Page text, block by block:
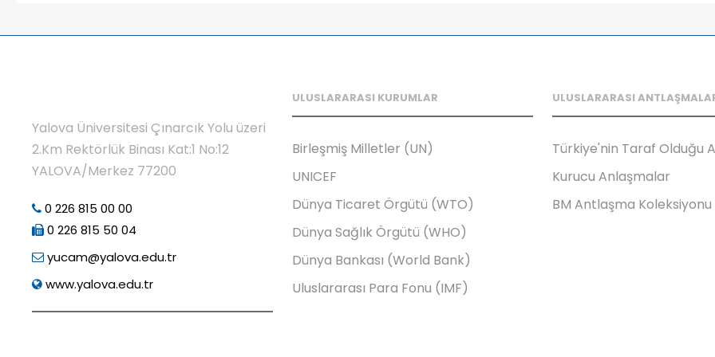
Yalova Üniversitesi Çınarcık Yolu üzeri
2.Km Rektörlük Binası Kat:1 No:12
YALOVA/Merkez 77200
0 226 815 00 00
0 226 815 50 04
yucam@yalova.edu.tr
www.yalova.edu.tr
ULUSLARARASI KURUMLAR
Birleşmiş Milletler (UN)
UNICEF
Dünya Ticaret Örgütü (WTO)
Dünya Sağlık Örgütü (WHO)
Dünya Bankası (World Bank)
Uluslararası Para Fonu (IMF)
ULUSLARARASI
Türkiye'nin Taraf Olduğu
Kurucu Anlaşmalar
BM Antlaşma Koleksiyonu